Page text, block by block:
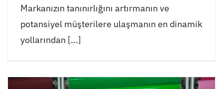
Markanızın tanınırlığını artırmanın ve
potansiyel müşterilere ulaşmanın en dinamik
yollarından [...]